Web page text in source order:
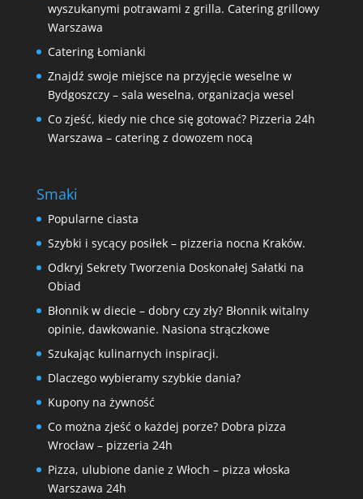
wyszukanymi potrawami z grilla. Catering grillowy
Warszawa
Catering Łomianki
Znajdź swoje miejsce na przyjęcie weselne w
Bydgoszczy – sala weselna, organizacja wesel
Co zjeść, kiedy nie chce się gotować? Pizzeria 24h
Warszawa – catering z dowozem nocą
Smaki
Popularne ciasta
Szybki i sycący posiłek – pizzeria nocna Kraków.
Odkryj Sekrety Tworzenia Doskonałej Sałatki na
Obiad
Błonnik w diecie – dobry czy zły? Błonnik witalny
opinie, dawkowanie. Nasiona strączkowe
Szukając kulinarnych inspiracji.
Dlaczego wybieramy szybkie dania?
Kupony na żywność
Co można zjeść o każdej porze? Dobra pizza
Wrocław – pizzeria 24h
Pizza, ulubione danie z Włoch – pizza włoska
Warszawa 24h